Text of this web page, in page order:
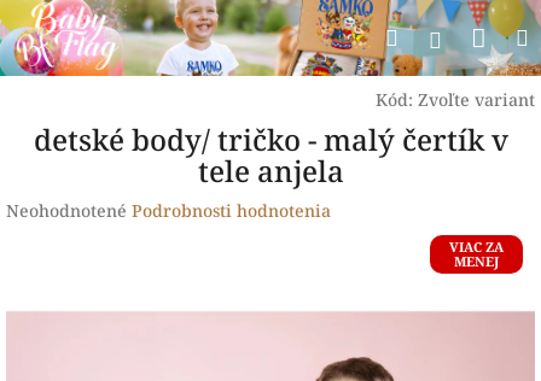
Prejsť
na
obsah
Hľadať
Kód: Zvoľte variant
detské body/ tričko - malý čertík v
tele anjela
Priemerné
0,0
Neohodnotené Podrobnosti hodnotenia
VIAC ZA
MENEJ